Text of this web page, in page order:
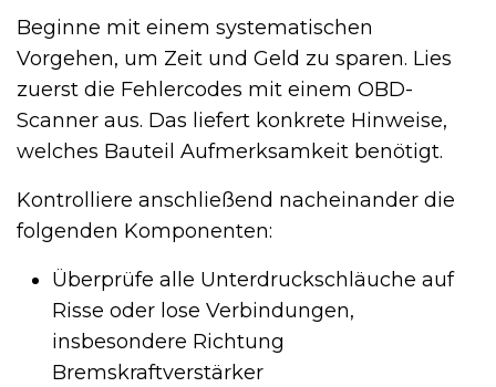
Beginne mit einem systematischen
Vorgehen, um Zeit und Geld zu sparen. Lies
zuerst die Fehlercodes mit einem OBD-
Scanner aus. Das liefert konkrete Hinweise,
welches Bauteil Aufmerksamkeit benötigt.
Kontrolliere anschließend nacheinander die
folgenden Komponenten:
Überprüfe alle Unterdruckschläuche auf
Risse oder lose Verbindungen,
insbesondere Richtung
Bremskraftverstärker